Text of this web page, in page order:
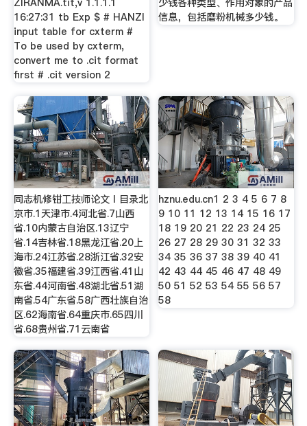
ZIRANMA.tit,v 1.1.1.1
16:27:31 tb Exp $ # HANZI
input table for cxterm #
To be used by cxterm,
convert me to .cit format
first # .cit version 2
少钱各种类型、作用对象的产品
信息，包括磨粉机械多少钱。
同志机修钳工技师论文Ⅰ目录北
京市.1天津市.4河北省.7山西
省.10内蒙古自治区.13辽宁
省.14吉林省.18黑龙江省.20上
海市.24江苏省.28浙江省.32安
徽省.35福建省.39江西省.41山
东省.44河南省.48湖北省.51湖
南省.54广东省.58广西壮族自治
区.62海南省.64重庆市.65四川
省.68贵州省.71云南省
hznu.edu.cn1 2 3 4 5 6 7 8
9 10 11 12 13 14 15 16 17
18 19 20 21 22 23 24 25
26 27 28 29 30 31 32 33
34 35 36 37 38 39 40 41
42 43 44 45 46 47 48 49
50 51 52 53 54 55 56 57
58